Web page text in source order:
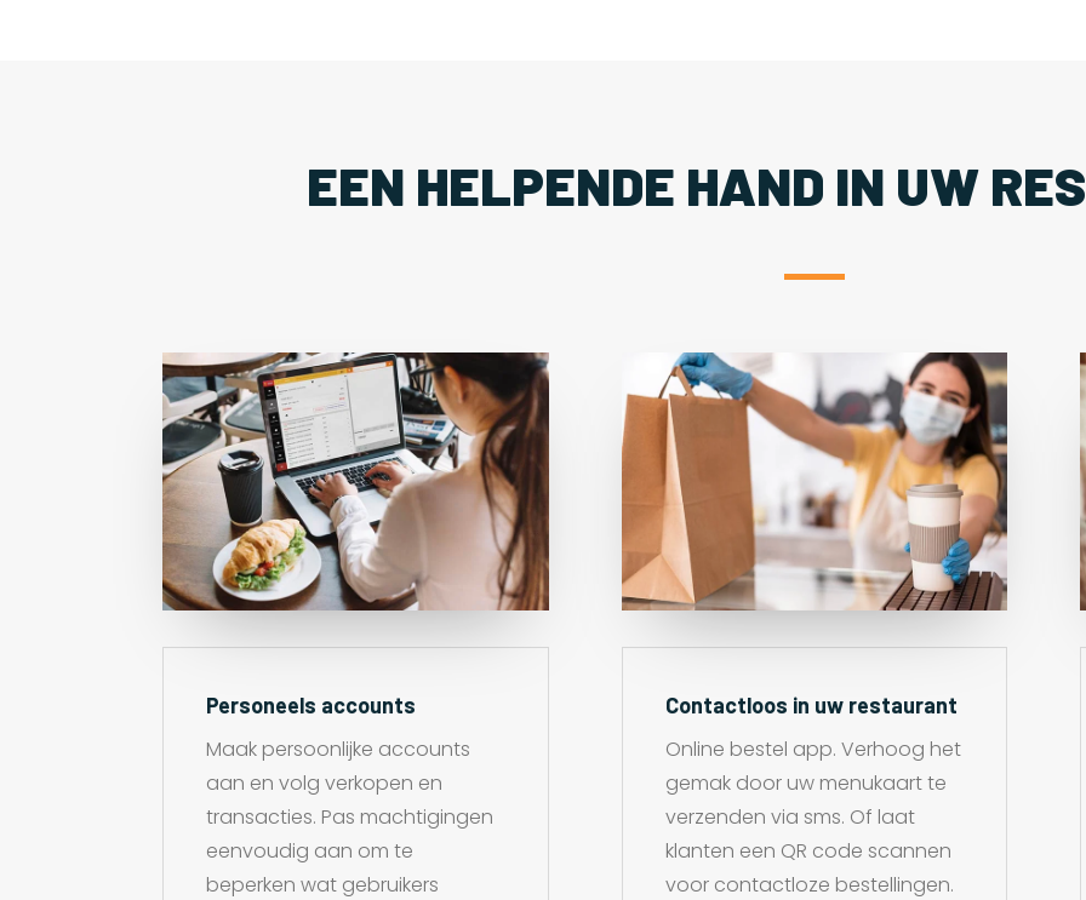
EEN HELPENDE HAND IN UW
Personeels accounts
Maak persoonlijke accounts
aan en volg verkopen en
transacties. Pas machtigingen
eenvoudig aan om te
beperken wat gebruikers
Contactloos in uw restaurant
Online bestel app. Verhoog het
gemak door uw menukaart te
verzenden via sms. Of laat
klanten een QR code scannen
voor contactloze bestellingen.